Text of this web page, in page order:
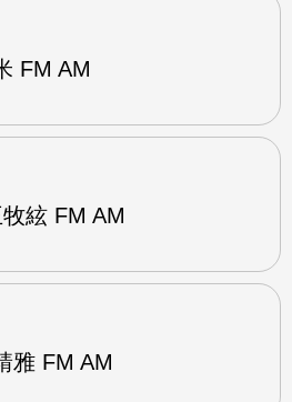
FM AM
絃 FM AM
雅 FM AM